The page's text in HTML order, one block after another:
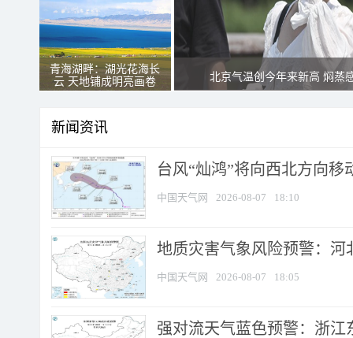
青海湖畔：湖光花海长
云 天地铺成明亮画卷
北京气温创今年来新高 焖蒸
新闻资讯
台风“灿鸿”将向西北方向移
中国天气网 2026-08-07 18:10
地质灾害气象风险预警：河
中国天气网 2026-08-07 18:05
强对流天气蓝色预警：浙江